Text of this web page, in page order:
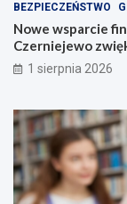
BEZPIECZEŃSTWO
Nowe wsparcie
Czerniejewo
1 sierpnia 2026